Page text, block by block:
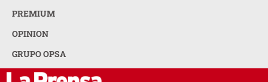
PREMIUM
OPINION
GRUPO OPSA